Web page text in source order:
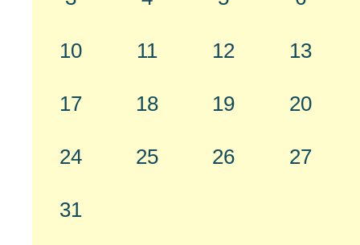
10 11 12 13
17 18 19 20
24 25 26 27
31